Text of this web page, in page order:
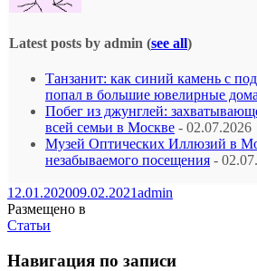
Latest posts by admin (see all)
Танзанит: как синий камень с
попал в большие ювелирные дома
Побег из джунглей:
всей семьи в Москве - 02.07.2026
Музей Оптических Иллюзий в
незабываемого посещения -
12.01.202009.02.2021admin
Размещено в
Статьи
Навигация по записи